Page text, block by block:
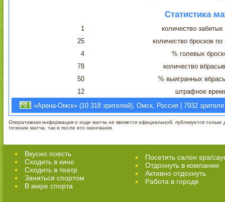
Статистика
1
количество
25
количество бросков по
4
% голевых
78
количество
50
% выигранных
12
штрафное
«Арена-Омск» (10 318 зрителей), Омск, Россия | 7932 зрителя
Оперативная информация о ходе матча не является официальной, публикуется только
течение матча, так и после его окончания.
Вкусно поесть
Сходить в кино
Cходить в театр
Заняться спортом
В мире спорта
Посетить салон spa/
Отдохнуть в компании
Активно отдохнуть
Работа в городе